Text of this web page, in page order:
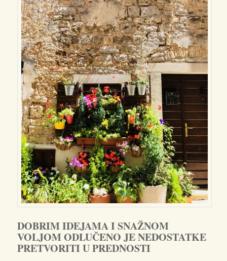
DOBRIM IDEJAMA I SNAŽNOM
VOLJOM ODLUČENO JE NEDOSTATKE
PRETVORITI U PREDNOSTI